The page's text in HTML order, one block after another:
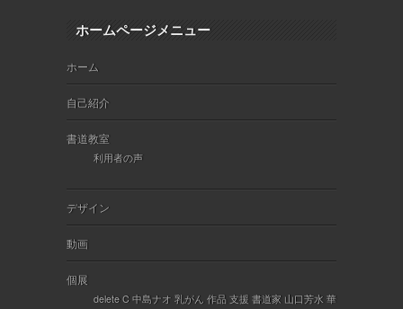
ホームページメニュー
ホーム
自己紹介
書道教室
利用者の声
デザイン
動画
個展
delete C 中島ナオ 乳がん 作品 支援 書道家 山口芳水 華